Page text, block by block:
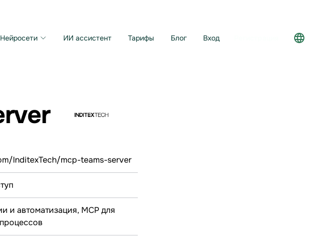
Нейросети ИИ ассистент Тарифы Блог Вход
InditexTech/mcp-teams-server
и автоматизация, МСР для